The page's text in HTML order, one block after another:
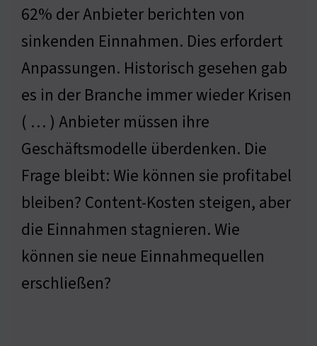
62% der Anbieter berichten von
sinkenden Einnahmen. Dies erfordert
Anpassungen. Historisch gesehen gab
es in der Branche immer wieder Krisen
( … ) Anbieter müssen ihre
Geschäftsmodelle überdenken. Die
Frage bleibt: Wie können sie profitabel
bleiben? Content-Kosten steigen, aber
die Einnahmen stagnieren. Wie
können sie neue Einnahmequellen
erschließen?